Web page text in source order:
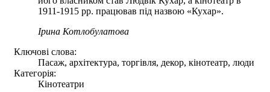
1911-1915 рр. працював під назвою «Кухар».
Ірина Котлобулатова
Ключові слова:
Пасаж, архітектура, торгівля, декор, кінотеатр, люди
Категорія:
Кінотеатри